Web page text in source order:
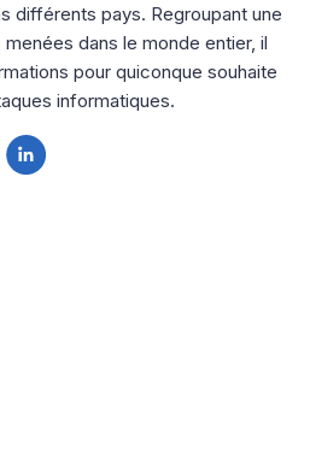
différents pays. Regroupant une
dans le monde entier, il
pour quiconque souhaite
informatiques.